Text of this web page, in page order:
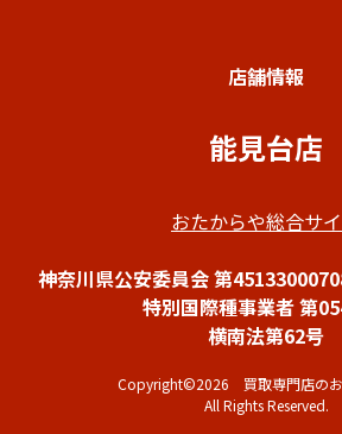
店舗情報
能見台店
おたからや総合サ
神奈川県公安委員会 第
特別国際種事業者 第
横南法第62号
Copyright©2026 買取専門店の
All Rights Reserved.